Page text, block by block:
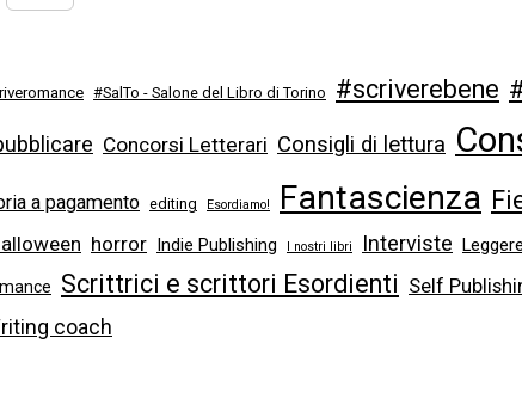
#SalTo - Salone del Libro di Torino #scriverebene
Concorsi Letterari Consigli di lettura
a pagamento editing Esordiamo! Fantascienza
horror Indie Publishing I nostri libri Interviste Leggere
Scrittrici e scrittori Esordienti Self
coach